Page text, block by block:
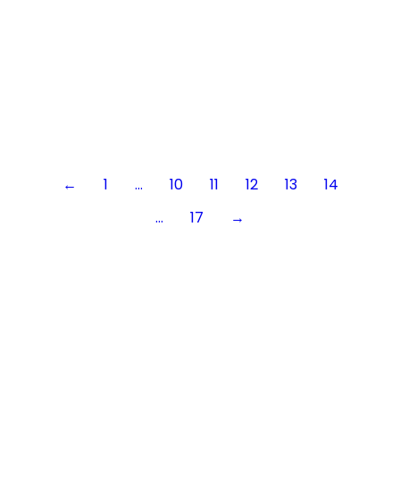
← 1 … 10 11 12 13
14
…
17 →